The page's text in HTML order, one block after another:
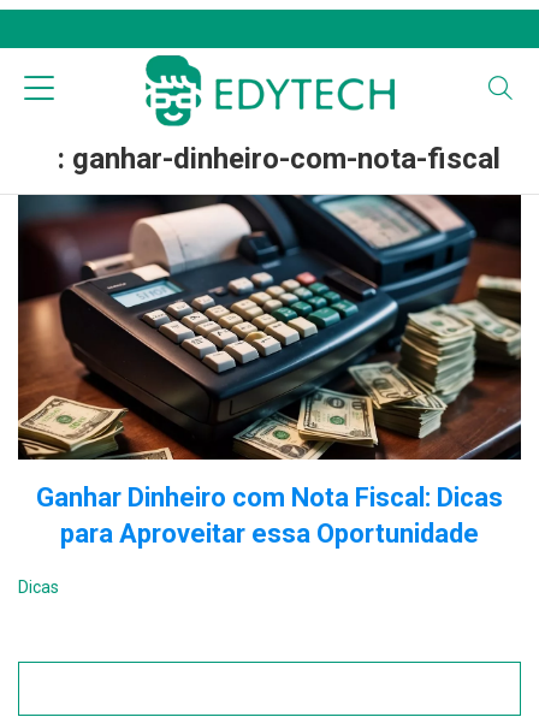
: ganhar-dinheiro-com-nota-fiscal
Ganhar Dinheiro com Nota Fiscal: Dicas
para Aproveitar essa Oportunidade
Dicas